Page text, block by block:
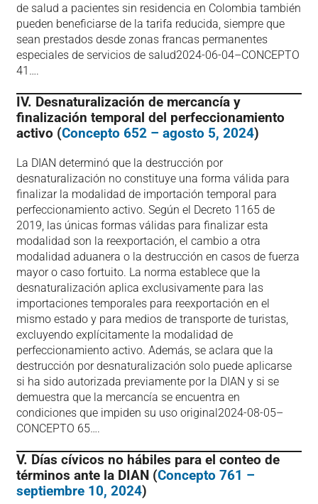
de salud a pacientes sin residencia en Colombia también
pueden beneficiarse de la tarifa reducida, siempre que
sean prestados desde zonas francas permanentes
especiales de servicios de salud​2024-06-04–CONCEPTO
41….
IV. Desnaturalización de mercancía y
finalización temporal del perfeccionamiento
activo (Concepto 652 – agosto 5, 2024)
La DIAN determinó que la destrucción por
desnaturalización no constituye una forma válida para
finalizar la modalidad de importación temporal para
perfeccionamiento activo. Según el Decreto 1165 de
2019, las únicas formas válidas para finalizar esta
modalidad son la reexportación, el cambio a otra
modalidad aduanera o la destrucción en casos de fuerza
mayor o caso fortuito. La norma establece que la
desnaturalización aplica exclusivamente para las
importaciones temporales para reexportación en el
mismo estado y para medios de transporte de turistas,
excluyendo explícitamente la modalidad de
perfeccionamiento activo. Además, se aclara que la
destrucción por desnaturalización solo puede aplicarse
si ha sido autorizada previamente por la DIAN y si se
demuestra que la mercancía se encuentra en
condiciones que impiden su uso original​2024-08-05–
CONCEPTO 65….
V. Días cívicos no hábiles para el conteo de
términos ante la DIAN (Concepto 761 –
septiembre 10, 2024)